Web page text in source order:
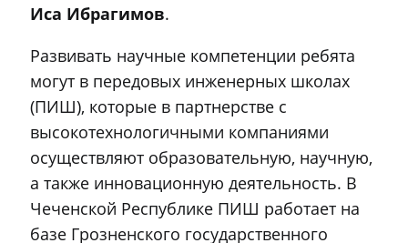
Иса Ибрагимов.
Развивать научные компетенции ребята
могут в передовых инженерных школах
(ПИШ), которые в партнерстве с
высокотехнологичными компаниями
осуществляют образовательную, научную,
а также инновационную деятельность. В
Чеченской Республике ПИШ работает на
базе Грозненского государственного